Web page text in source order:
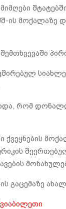
მიმღები
ის მოქალაზე
რომ
ქვეყნების
გაცემაზე